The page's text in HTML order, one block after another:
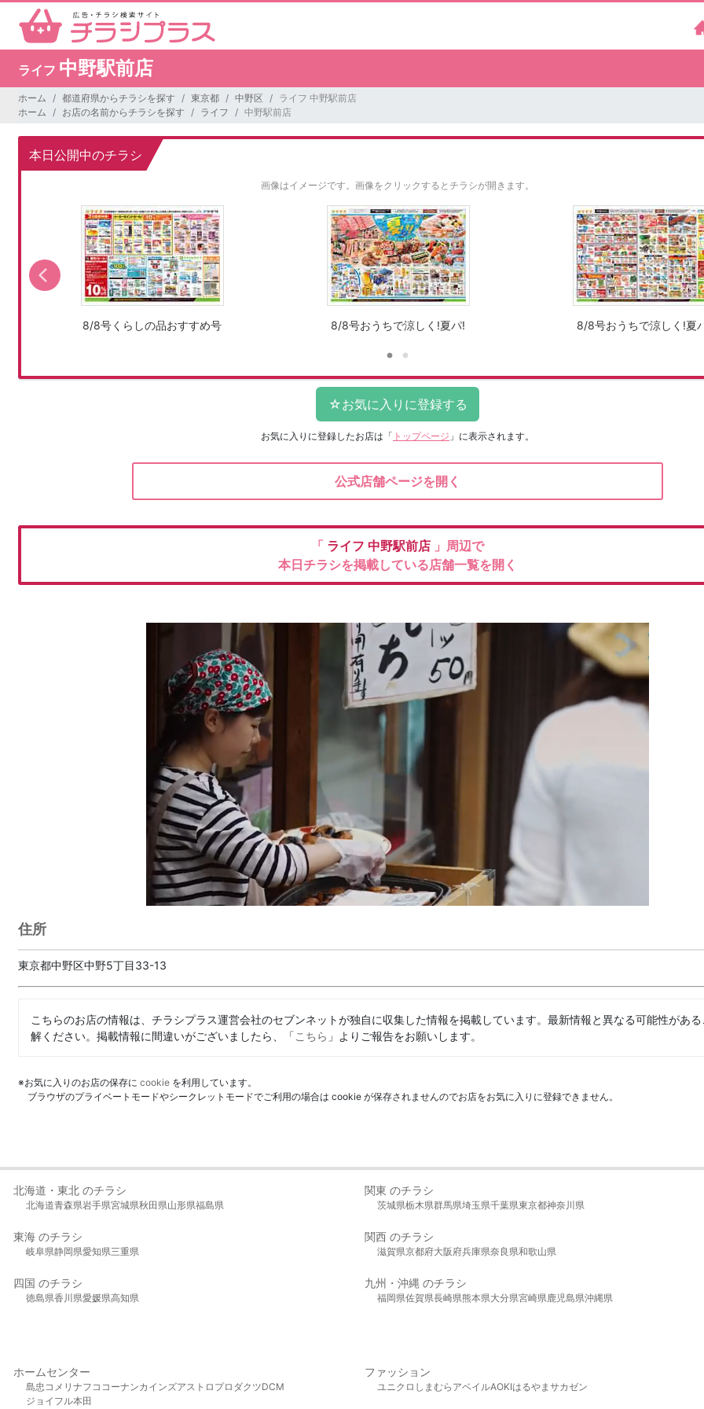
ライフ 中野駅前店
ホーム 都道府県からチラシを探す 東京都 中野区
ライフ 中野駅前店
ホーム
お店の名前からチラシを探す ライフ 中野駅前店
本日公開中のチラシ
画像はイメージです。 画像をクリックするとチラシが開きます。
8/8号くらしの品おすすめ号 8/8号おうちで涼しく!夏パ! 8/8号おうちで涼しく!夏
お気に入りに登録したお店は 「 トップページ 」に表示されます。
公式店舗ページを開く
「 ライフ 中野駅前店 」周辺で
本日チラシを掲載している店舗一覧を開く
住所
東京都中野区中野5丁目33-13
こちらのお店の情報は、チラシプラス運営会社のセブンネットが独自に収集した情報を掲載しています。最新情報と異なる可能性があ
解ください。掲載情報に間違いがございましたら、「こちら 」よりご報告をお願いします。
※お気に入りのお店の保存に cookie を利用しています。
ブラウザのプライベートモードやシークレットモードでご利用の場合は cookie が保存されませんのでお店をお気に入りに登録できません。
北海道・東北 のチラシ
北海道青森県岩手県宮城県秋田県山形県福島県
関東 のチラシ
茨城県栃木県群馬県埼玉県千葉県東京都神奈川県
東海 のチラシ
岐阜県静岡県愛知県三重県
関西 のチラシ
滋賀県京都府大阪府兵庫県奈良県和歌山県
四国 のチラシ
徳島県香川県愛媛県高知県
九州・沖縄 のチラシ
福岡県佐賀県長崎県熊本県大分県宮崎県鹿児島県沖縄県
ホームセンター
島忠 コメリ ナフコ コーナンカインズアストロプロダクツDCM
ジョイフル本田
ファッション
ユニクロ しまむら アベイルAOKIはるやま サカゼン